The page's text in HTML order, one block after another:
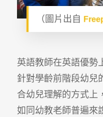
（圖片出自
英語教師在英語優勢
針對學齡前階段幼兒
合幼兒理解的方式上
如同幼教老師普遍來